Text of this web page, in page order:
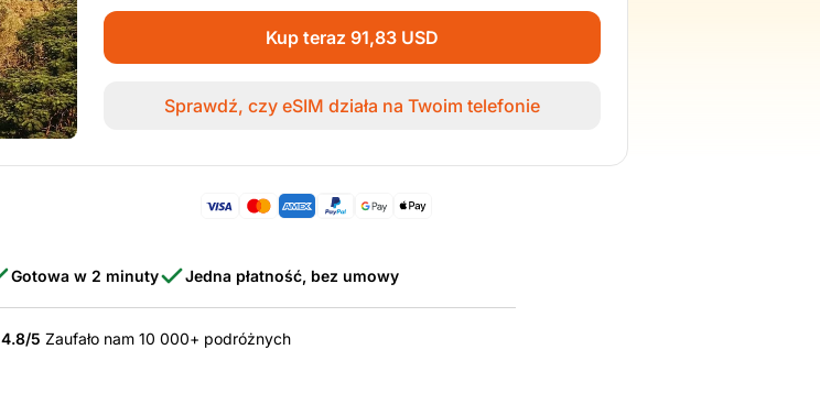
Kup teraz 91,83 USD
Sprawdź, czy eSIM działa na Twoim telefonie
Gotowa w 2 minuty Jedna płatność, bez umowy
4.8/5 Zaufało nam 10 000+ podróżnych